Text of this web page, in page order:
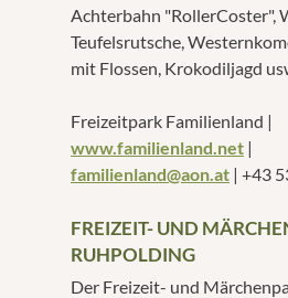
Achterbahn "RollerCoster",
Teufelsrutsche,
mit Flossen, Krokodiljagd
Freizeitpark Familienland |
www.familienland.net |
familienland@aon.at | +43
FREIZEIT- UND
RUHPOLDING
Der Freizeit- und